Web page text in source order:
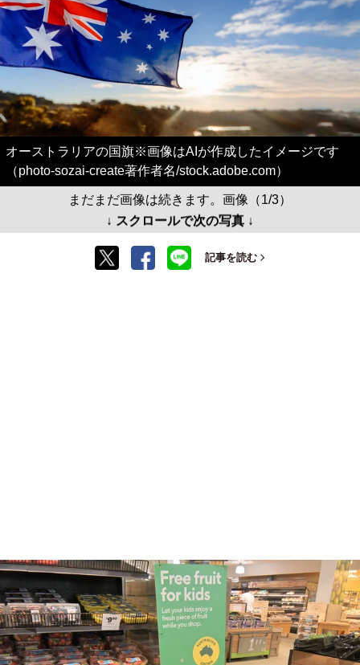
オーストラリアの国旗※画像はAIが作成したイメージです
（photo-sozai-create著作者名/stock.adobe.com）
まだまだ画像は続きます。画像（1/3）
↓ スクロールで次の写真 ↓
記事を読む